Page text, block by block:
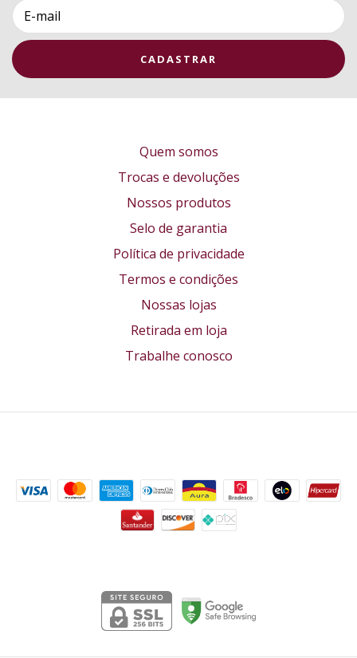
Quem somos
Trocas e devoluções
Nossos produtos
Selo de garantia
Política de privacidade
Termos e condições
Nossas lojas
Retirada em loja
Trabalhe conosco